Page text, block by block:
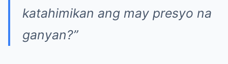
katahimikan ang may presyo na
ganyan?”